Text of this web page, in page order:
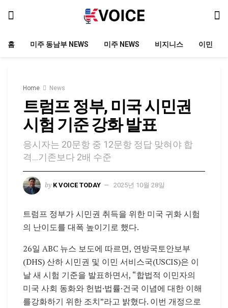
홈 미주 동남부 NEWS 미주 NEWS 비지니스 이민
Home News
트럼프 정부, 미국 시민권
시험 기준 강화 발표
응시자는 20문항 중 12문항 정답 맞혀야 합
격…기존보다 2배 수준
by K VOICE TODAY 2025년 10월 28일
트럼프 정부가 시민권 취득을 위한 미국 귀화 시험
의 난이도를 대폭 높이기로 했다.
26일 ABC 뉴스 보도에 따르면, 연방국토안보부
(DHS) 산하 시민권 및 이민 서비스국(USCIS)은 이
날 새 시험 기준을 발표하면서, “합법적 이민자의
미국 사회 동화와 헌법·법률·건국 이념에 대한 이해
를강화하기 위한 조치”라고 밝혔다. 이번 개정으로